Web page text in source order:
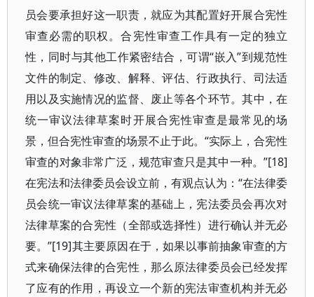
员会要承担好这一职责，就应为其配置好开展合宪性
审查必需的职权。合宪性审查工作具有一定的独立
性，同时与其他工作紧密结合，可谓“嵌入”到规范性
文件的制定、修改、解释、评估、行政执行、司法适
用以及实施情况的监督、废止等各个环节。其中，在
统一审议法律草案时开展合宪性审查是最常见的场
景，但合宪性审查的场景不止于此。“实际上，合宪性
审查的对象非常广泛，规范审查只是其中一种。”[18]
在宪法和法律委员会设立前，有观点认为：“在法律委
员会统一审议法律草案的基础上，宪法委员会再次对
法律草案的合宪性（全部或选择性）进行确认并无必
要。”[19]其主要原因在于，如果以事前抽象审查的方
式来确保法律的合宪性，那么原法律委员会已经发挥
了应有的作用，再设立一个新的宪法审查机构并无必